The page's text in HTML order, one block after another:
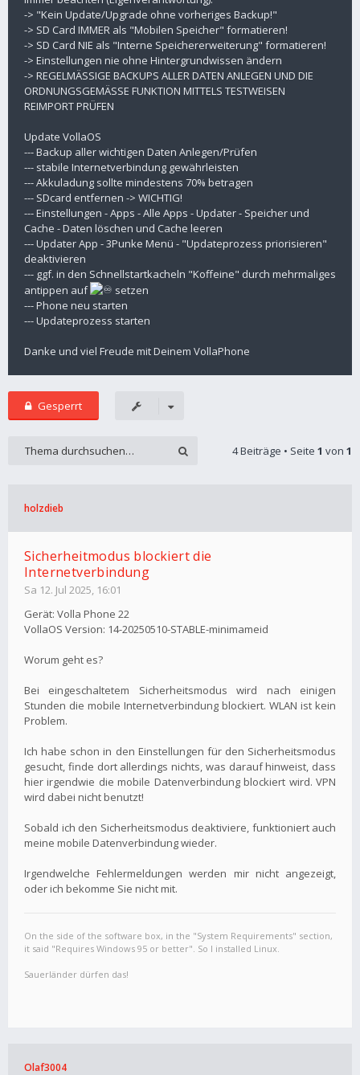
-> "Kein Update/Upgrade ohne vorheriges Backup!"
-> SD Card IMMER als "Mobilen Speicher" formatieren!
-> SD Card NIE als "Interne Speichererweiterung" formatieren!
-> Einstellungen nie ohne Hintergrundwissen ändern
-> REGELMÄSSIGE BACKUPS ALLER DATEN ANLEGEN UND DIE
ORDNUNGSGEMÄSSE FUNKTION MITTELS TESTWEISEN
REIMPORT PRÜFEN
Update VollaOS
--- Backup aller wichtigen Daten Anlegen/Prüfen
--- stabile Internetverbindung gewährleisten
--- Akkuladung sollte mindestens 70% betragen
--- SDcard entfernen -> WICHTIG!
--- Einstellungen - Apps - Alle Apps - Updater - Speicher und
Cache - Daten löschen und Cache leeren
--- Updater App - 3Punke Menü - "Updateprozess priorisieren"
deaktivieren
--- ggf. in den Schnellstartkacheln "Koffeine" durch mehrmaliges
antippen auf
setzen
--- Phone neu starten
--- Updateprozess starten
Danke und viel Freude mit Deinem VollaPhone
Gesperrt
4 Beiträge • Seite 1 von 1
holzdieb
Sicherheitmodus blockiert die
Internetverbindung
Sa 12. Jul 2025, 16:01
Gerät: Volla Phone 22
VollaOS Version: 14-20250510-STABLE-minimameid
Worum geht es?
Bei eingeschaltetem Sicherheitsmodus wird nach einigen
Stunden die mobile Internetverbindung blockiert. WLAN ist kein
Problem.
Ich habe schon in den Einstellungen für den Sicherheitsmodus
gesucht, finde dort allerdings nichts, was darauf hinweist, dass
hier irgendwie die mobile Datenverbindung blockiert wird. VPN
wird dabei nicht benutzt!
Sobald ich den Sicherheitsmodus deaktiviere, funktioniert auch
meine mobile Datenverbindung wieder.
Irgendwelche Fehlermeldungen werden mir nicht angezeigt,
oder ich bekomme Sie nicht mit.
On the side of the software box, in the "System Requirements" section,
it said "Requires Windows 95 or better". So I installed Linux.
Sauerländer dürfen das!
Olaf3004